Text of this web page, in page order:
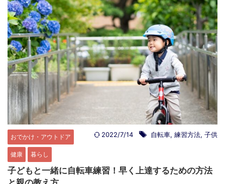
おでかけ・アウトドア
健康 暮らし
2022/7/14 自転車, 練習方法, 子供
子どもと一緒に自転車練習！早く上達するための方法